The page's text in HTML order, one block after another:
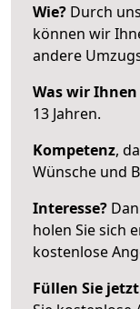
Wie? Durch
können wir
andere
Was wir
13 Jahren.
Kompetenz,
Wünsche und
Interesse?
holen Sie sich
kostenlose
Füllen Sie